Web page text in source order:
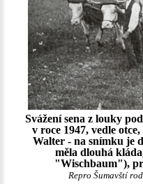
Svážení sena z louky
v roce 1947, vedle
Walter - na snímku je
měla dlouhá
"Wischbaum"),
Repro Šumavští